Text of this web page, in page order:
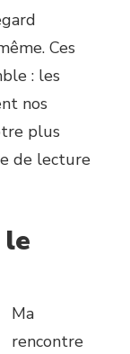
Ces
: les
nos
plus
de lecture
Ma
rencontre